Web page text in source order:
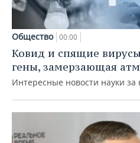
Общество 00:00
Ковид и спящие
гены, замерзающая
Интересные новости науки за